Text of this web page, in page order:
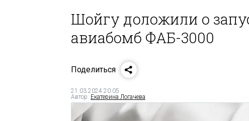
Шойгу доложили о
авиабомб ФАБ-3000
Поделиться
21.03.2024 20:05
Автор: Екатерина Логачева